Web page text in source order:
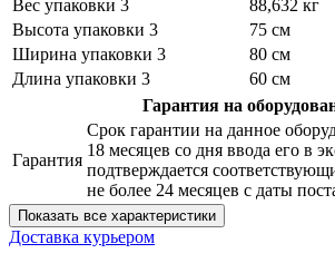
Вес упаковки 3
88,632 кг
Высота упаковки 3
75 см
Ширина упаковки 3
80 см
Длина упаковки 3
60 см
Гарантия на
Гарантия
Срок гарантии на данное
18 месяцев со дня ввода его в
подтверждается
не более 24 месяцев с даты
Показать все характеристики
Доставка курьером